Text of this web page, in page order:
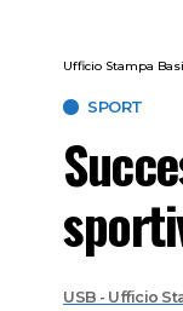
Ufficio Stampa
SPORT
USB - Ufficio